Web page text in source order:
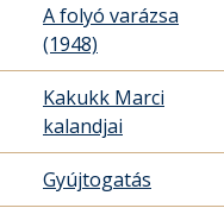
A folyó varázsa
(1948)
Kakukk Marci
kalandjai
Gyújtogatás